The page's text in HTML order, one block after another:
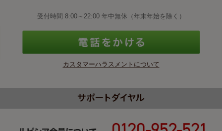
受付時間 8:00～22:00 年中無休（年末年始を除く）
カスタマーハラスメントについて